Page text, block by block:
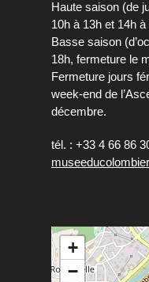
Haute saison (de
10h à 13h et 14h
Basse saison
18h, fermeture le
Fermeture jours
week-end de
décembre.
tél. : +33 4 66 86
+
−